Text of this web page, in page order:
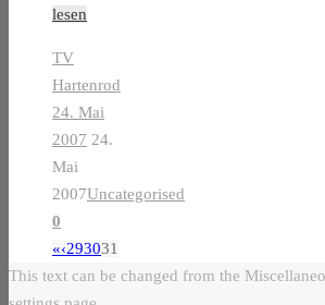
lesen
TV
Hartenrod
24. Mai
2007 24.
Mai
2007Uncategorised
0
«‹293031
This text can be changed from the